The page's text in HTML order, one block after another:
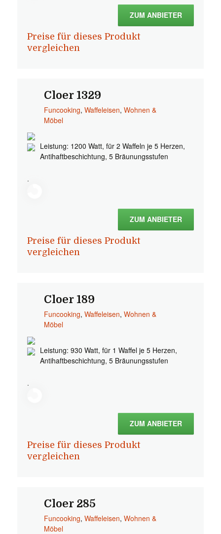
ZUM ANBIETER
Preise für dieses Produkt
vergleichen
Cloer 1329
Funcooking, Waffeleisen, Wohnen &
Möbel
Leistung: 1200 Watt, für 2 Waffeln je 5 Herzen,
Antihaftbeschichtung, 5 Bräunungsstufen
.
ZUM ANBIETER
Preise für dieses Produkt
vergleichen
Cloer 189
Funcooking, Waffeleisen, Wohnen &
Möbel
Leistung: 930 Watt, für 1 Waffel je 5 Herzen,
Antihaftbeschichtung, 5 Bräunungsstufen
.
ZUM ANBIETER
Preise für dieses Produkt
vergleichen
Cloer 285
Funcooking, Waffeleisen, Wohnen &
Möbel